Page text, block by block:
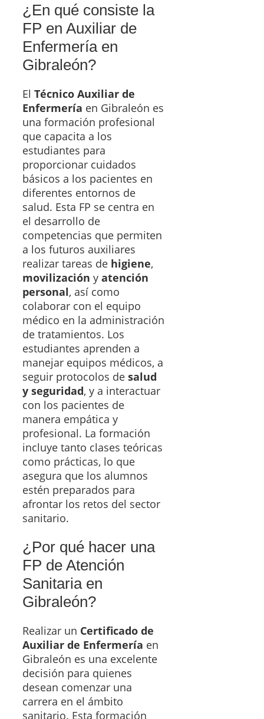
¿En qué consiste la
FP en Auxiliar de
Enfermería en
Gibraleón?
El Técnico Auxiliar de
Enfermería en Gibraleón es
una formación profesional
que capacita a los
estudiantes para
proporcionar cuidados
básicos a los pacientes en
diferentes entornos de
salud. Esta FP se centra en
el desarrollo de
competencias que permiten
a los futuros auxiliares
realizar tareas de higiene,
movilización y atención
personal, así como
colaborar con el equipo
médico en la administración
de tratamientos. Los
estudiantes aprenden a
manejar equipos médicos, a
seguir protocolos de salud
y seguridad, y a interactuar
con los pacientes de
manera empática y
profesional. La formación
incluye tanto clases teóricas
como prácticas, lo que
asegura que los alumnos
estén preparados para
afrontar los retos del sector
sanitario.
¿Por qué hacer una
FP de Atención
Sanitaria en
Gibraleón?
Realizar un Certificado de
Auxiliar de Enfermería en
Gibraleón es una excelente
decisión para quienes
desean comenzar una
carrera en el ámbito
sanitario. Esta formación